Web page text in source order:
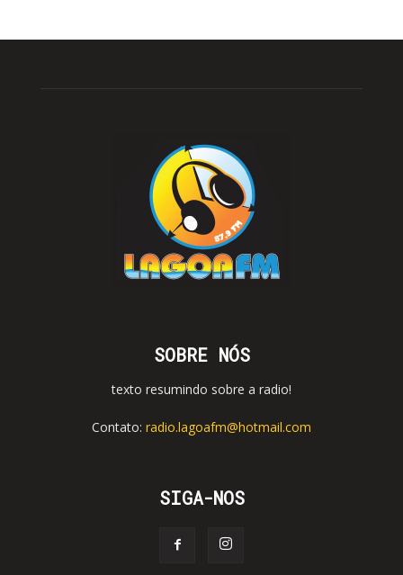
SOBRE NÓS
texto resumindo sobre a radio!
Contato: radio.lagoafm@hotmail.com
SIGA-NOS